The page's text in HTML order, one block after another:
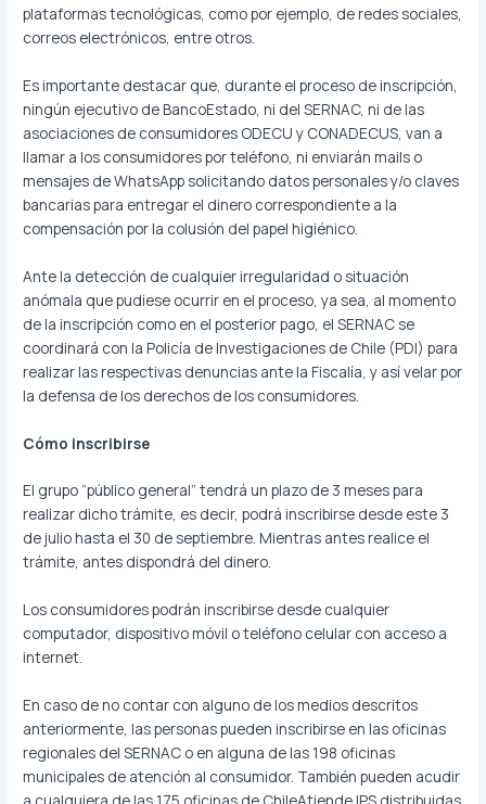
plataformas tecnológicas, como por ejemplo, de redes sociales,
correos electrónicos, entre otros.
Es importante destacar que, durante el proceso de inscripción,
ningún ejecutivo de BancoEstado, ni del SERNAC, ni de las
asociaciones de consumidores ODECU y CONADECUS, van a
llamar a los consumidores por teléfono, ni enviarán mails o
mensajes de WhatsApp solicitando datos personales y/o claves
bancarias para entregar el dinero correspondiente a la
compensación por la colusión del papel higiénico.
Ante la detección de cualquier irregularidad o situación
anómala que pudiese ocurrir en el proceso, ya sea, al momento
de la inscripción como en el posterior pago, el SERNAC se
coordinará con la Policía de Investigaciones de Chile (PDI) para
realizar las respectivas denuncias ante la Fiscalía, y así velar por
la defensa de los derechos de los consumidores.
Cómo inscribirse
El grupo “público general” tendrá un plazo de 3 meses para
realizar dicho trámite, es decir, podrá inscribirse desde este 3
de julio hasta el 30 de septiembre. Mientras antes realice el
trámite, antes dispondrá del dinero.
Los consumidores podrán inscribirse desde cualquier
computador, dispositivo móvil o teléfono celular con acceso a
internet.
En caso de no contar con alguno de los medios descritos
anteriormente, las personas pueden inscribirse en las oficinas
regionales del SERNAC o en alguna de las 198 oficinas
municipales de atención al consumidor. También pueden acudir